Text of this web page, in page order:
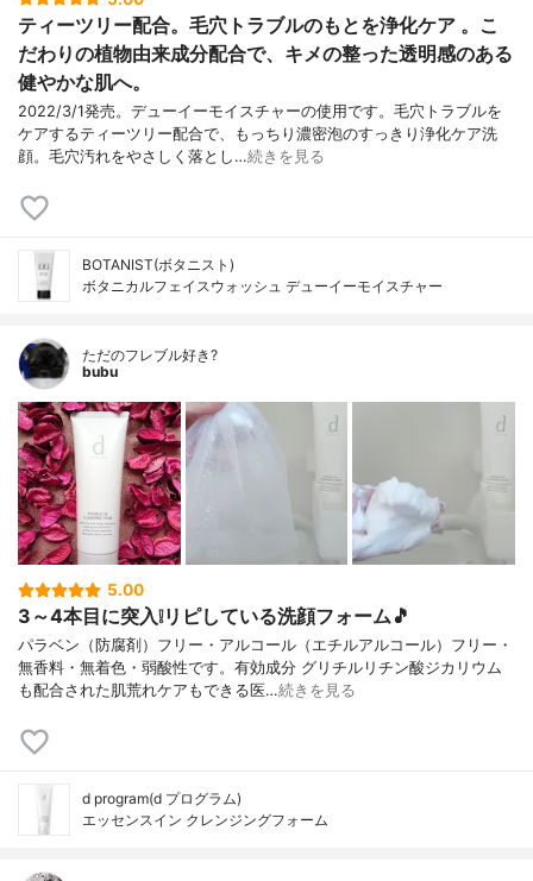
ティーツリー配合。毛穴トラブルのもとを浄化ケア 。こ
だわりの植物由来成分配合で、キメの整った透明感のある
健やかな肌へ。
2022/3/1発売。デューイーモイスチャーの使用です。毛穴トラブルを
ケアするティーツリー配合で、もっちり濃密泡のすっきり浄化ケア洗
顔。毛穴汚れをやさしく落とし…続きを見る
BOTANIST(ボタニスト)
ボタニカルフェイスウォッシュ デューイーモイスチャー
ただのフレブル好き?
bubu
5.00
3～4本目に突入❕リピしている洗顔フォーム🎵
パラベン（防腐剤）フリー・アルコール（エチルアルコール）フリー・
無香料・無着色・弱酸性です。有効成分 グリチルリチン酸ジカリウム
も配合された肌荒れケアもできる医…続きを見る
d program(d プログラム)
エッセンスイン クレンジングフォーム